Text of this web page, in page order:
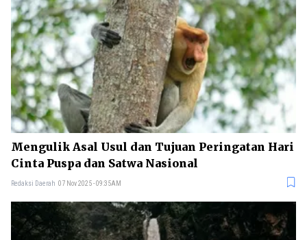
Mengulik Asal Usul dan Tujuan Peringatan Hari
Cinta Puspa dan Satwa Nasional
Redaksi Daerah 07 Nov 2025 - 09:35AM